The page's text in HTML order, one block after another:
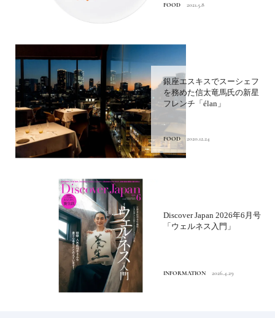
FOOD 2021.5.8
銀座エスキスでスーシェフ
を務めた信太竜馬氏の新星
フレンチ「élan」
FOOD 2020.12.24
Discover Japan 2026年6月号
「ウェルネス入門」
INFORMATION 2026.4.29